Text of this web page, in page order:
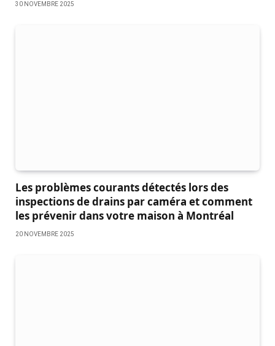
30 NOVEMBRE 2025
Les problèmes courants détectés lors des
inspections de drains par caméra et comment
les prévenir dans votre maison à Montréal
20 NOVEMBRE 2025